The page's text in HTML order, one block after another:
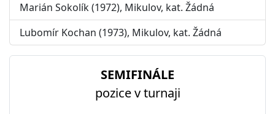
Marián Sokolík (1972), Mikulov, kat. Žádná
Lubomír Kochan (1973), Mikulov, kat. Žádná
SEMIFINÁLE
pozice v turnaji